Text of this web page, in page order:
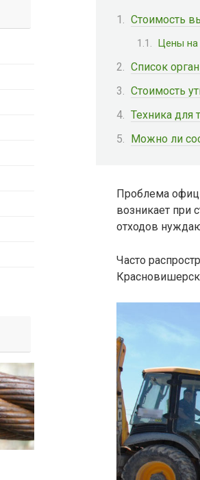
Стоимость
Цены на
Список
Стоимость
Техника для
Можно ли
Проблема
возникает при
отходов
Часто